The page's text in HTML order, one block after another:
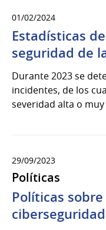
01/02/2024
Estadísticas
seguridad de
Durante 2023 se
incidentes, de los
severidad alta o muy
29/09/2023
Políticas
Políticas
ciberseguridad